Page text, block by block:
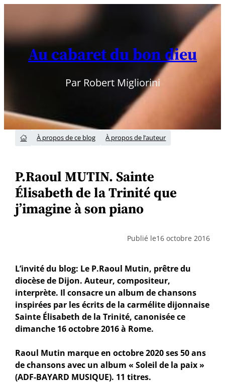
contenu
Au cabaret du bon dieu
Par Robert Migliorini
 À propos de ce blog À propos de l’auteur
P.Raoul MUTIN. Sainte
Élisabeth de la Trinité que
j’imagine à son piano
Publié le16 octobre 2016
L’invité du blog: Le P.Raoul Mutin, prêtre du
diocèse de Dijon. Auteur, compositeur,
interprète. Il consacre un album de chansons
inspirées par les écrits de la carmélite dijonnaise
Sainte Élisabeth de la Trinité, canonisée ce
dimanche 16 octobre 2016 à Rome.
Raoul Mutin marque en octobre 2020 ses 50 ans
de chansons avec un album « Soleil de la paix »
(ADF-BAYARD MUSIQUE). 11 titres.